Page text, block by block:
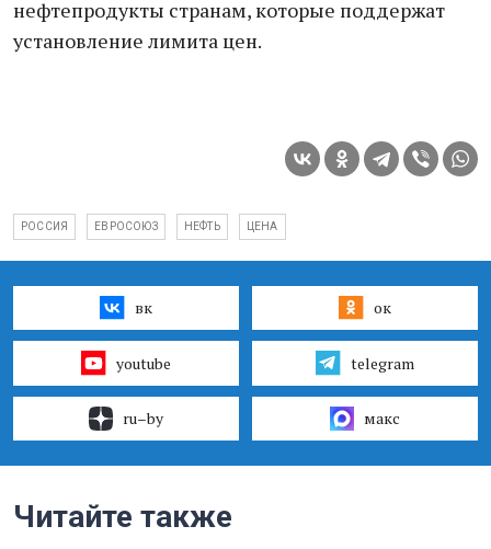
нефтепродукты странам, которые поддержат
установление лимита цен.
РОССИЯ ЕВРОСОЮЗ НЕФТЬ ЦЕНА
вк ок
youtube telegram
ru–by макс
Читайте также